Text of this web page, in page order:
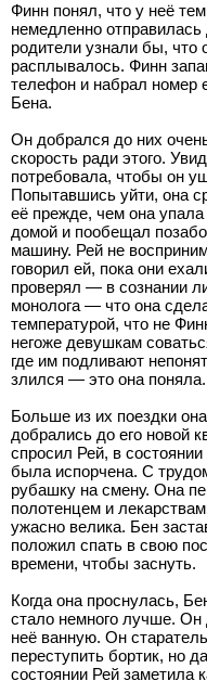
Финн понял, что у неё
немедленно
родители узнали бы, что
расплывалось. Финн
телефон и набрал номер
Бена.
Он добрался до них
скорость ради этого.
потребовала, чтобы он
Попытавшись уйти, она
её прежде, чем она
домой и пообещал
машину. Рей не
говорил ей, пока они
проверял — в сознании
монолога — что она
температурой, что не
негоже девушкам
где им подливают
злился — это она поняла.
Больше из их поездки
добрались до его новой
спросил Рей, в
была испорчена. С
рубашку на смену. Она
полотенцем и
ужасно велика. Бен
положил спать в свою
времени, чтобы заснуть.
Когда она проснулась,
стало немного лучше. Он
неё ванную. Он
переступить бортик, но
состоянии Рей заметила